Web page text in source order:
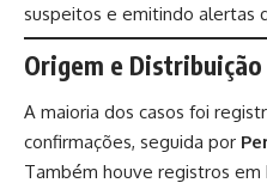
suspeitos e emitindo alertas
Origem e
A maioria dos casos foi
confirmações, seguida por
Também houve registros em